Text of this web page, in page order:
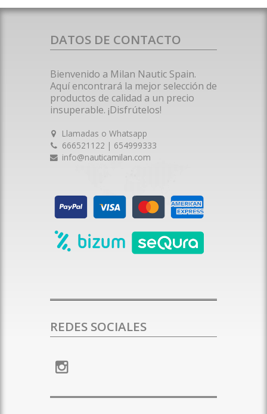
DATOS DE CONTACTO
Bienvenido a Milan Nautic Spain.
Aquí encontrará la mejor selección de
productos de calidad a un precio
insuperable. ¡Disfrútelos!
Llamadas o Whatsapp
666521122 | 654999333
info@nauticamilan.com
REDES SOCIALES